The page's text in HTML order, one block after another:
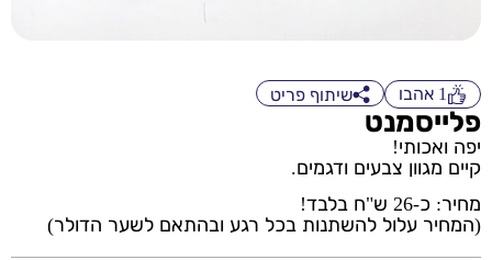
1 אהבו שיתוף פריט
פלייסמנט
יפה ואכותי!
קיים מגוון צבעים ודגמים.
מחיר: כ-26 ש"ח בלבד!
(המחיר עלול להשתנות בכל רגע ובהתאם לשער הדולר)